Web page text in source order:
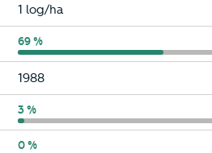
Angerville-la-Campagne
1 log/ha
Angerville-la-Campagne
69 %
Angerville-la-Campagne
1988
Angerville-la-Campagne
3 %
Angerville-la-Campagne
0 %